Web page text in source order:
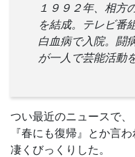
１９９２年、相方
を結成。テレビ番
白血病で入院。闘
が一人で芸能活動
つい最近のニュースで、
『春にも復帰』とか言
凄くびっくりした。